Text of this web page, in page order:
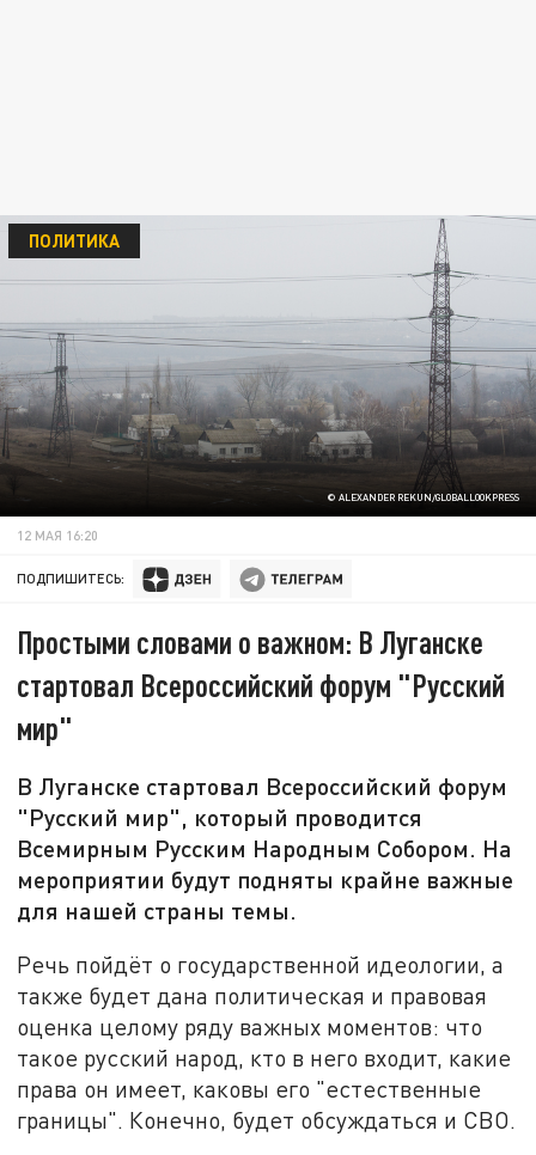
© ALEXANDER REKUN/GLOBALLOOKPRESS
ПОЛИТИКА
12 МАЯ 16:20
ПОДПИШИТЕСЬ:
Простыми словами о важном: В Луганске
стартовал Всероссийский форум "Русский
мир"
В Луганске стартовал Всероссийский форум
"Русский мир", который проводится
Всемирным Русским Народным Собором. На
мероприятии будут подняты крайне важные
для нашей страны темы.
Речь пойдёт о государственной идеологии, а
также будет дана политическая и правовая
оценка целому ряду важных моментов: что
такое русский народ, кто в него входит, какие
права он имеет, каковы его "естественные
границы". Конечно, будет обсуждаться и СВО.